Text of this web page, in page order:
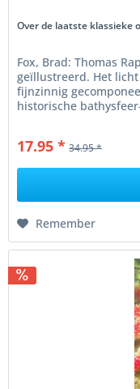
Over de laatste klassieke
Fox, Brad: Thomas
geïllustreerd. Het licht
fijnzinnig
historische
17.95 * 34.95 *
Remember